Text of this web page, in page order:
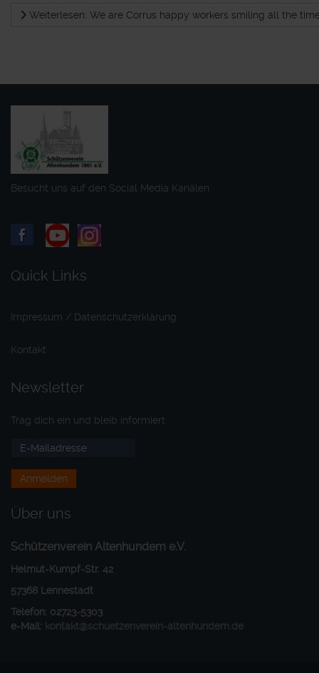
Weiterlesen: We are Corrus happy workers smiling all the
Besucht uns auf den Social Media Kanälen
Quick Links
Impressum / Datenschutzerklärung
Kontakt
Newsletter
Trag dich ein und bleib informiert
Über uns
Schützenverein Altenhundem e.V.
Helmut-Kumpf-Str. 42
57368 Lennestadt
Telefon: 02723-5303
e-Mail: kontakt@schuetzenverein-altenhundem.de